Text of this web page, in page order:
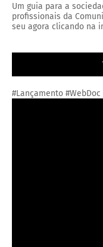
Um guia para a
profissionais da
seu agora clicando na
#Lançamento